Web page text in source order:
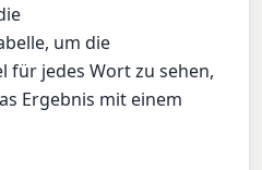
um die
für jedes Wort zu sehen,
Ergebnis mit einem